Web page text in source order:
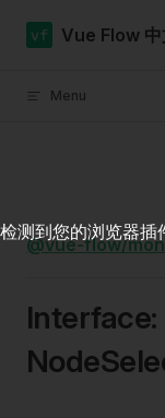
Skip to content
Vue Flow 中
Menu
@vue-flow/
Interface:
检测到您的浏览器插